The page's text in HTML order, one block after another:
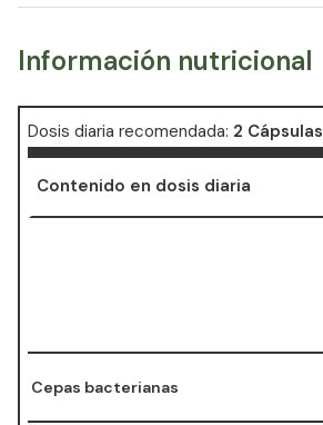
Información nutricional
Dosis diaria recomendada: 2 Cápsulas
Contenido en dosis diaria
Cepas bacterianas